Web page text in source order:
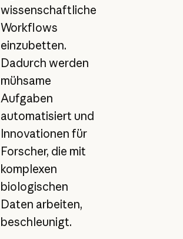
wissenschaftliche
Workflows
einzubetten.
Dadurch werden
mühsame
Aufgaben
automatisiert und
Innovationen für
Forscher, die mit
komplexen
biologischen
Daten arbeiten,
beschleunigt.